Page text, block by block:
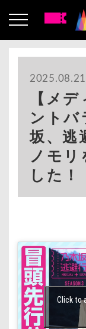
2025.08.21
【メ
ントバ
坂、逃
ノモリ
した！
Click to